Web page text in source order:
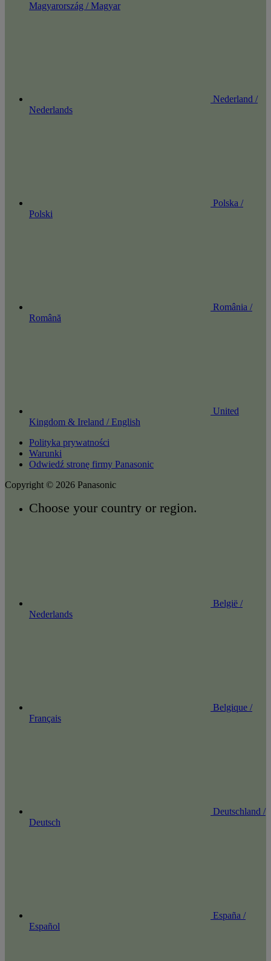
Magyarország / Magyar
Nederland /
Nederlands
Polska /
Polski
România /
Română
United
Kingdom & Ireland / English
Polityka prywatności
Warunki
Odwiedź stronę firmy Panasonic
Copyright © 2026 Panasonic
Choose your country or region.
België /
Nederlands
Belgique /
Français
Deutschland /
Deutsch
España /
Español